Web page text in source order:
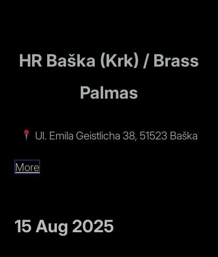
HR Baška (Krk) / Brass
Palmas
Ul. Emila Geistlicha 38, 51523 Baška
More
15 Aug 2025